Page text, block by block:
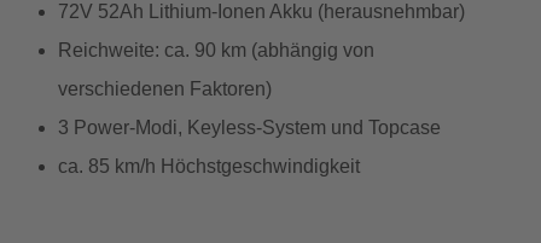
72V 52Ah Lithium-Ionen Akku (herausnehmbar)
Reichweite: ca. 90 km (abhängig von
verschiedenen Faktoren)
3 Power-Modi, Keyless-System und Topcase
ca. 85 km/h Höchstgeschwindigkeit